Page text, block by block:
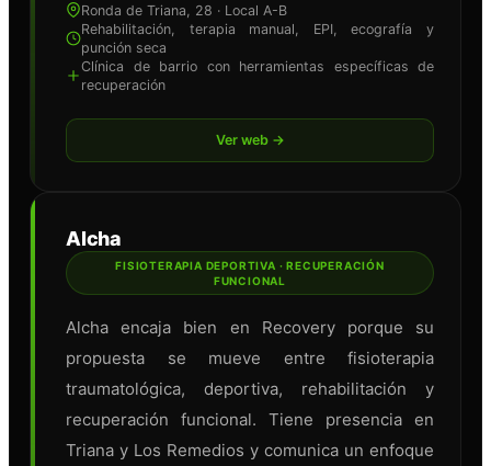
Ronda de Triana, 28 · Local A-B
Rehabilitación, terapia manual, EPI, ecografía y
punción seca
Clínica de barrio con herramientas específicas de
recuperación
Ver web →
Alcha
FISIOTERAPIA DEPORTIVA · RECUPERACIÓN
FUNCIONAL
Alcha encaja bien en Recovery porque su
propuesta se mueve entre fisioterapia
traumatológica, deportiva, rehabilitación y
recuperación funcional. Tiene presencia en
Triana y Los Remedios y comunica un enfoque